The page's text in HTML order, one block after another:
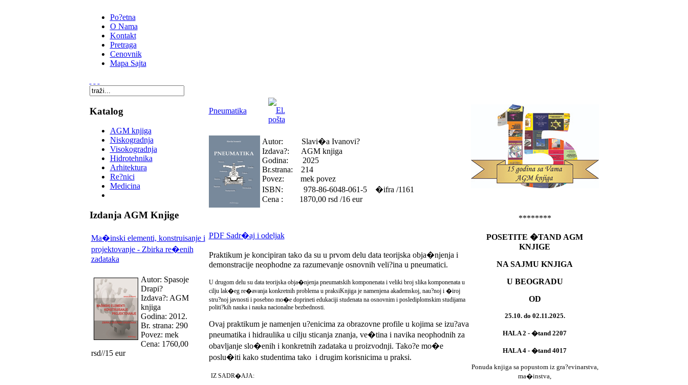
Po?etna
O Nama
Kontakt
Pretraga
Cenovnik
Mapa Sajta
Katalog
AGM knjiga
Niskogradnja
Visokogradnja
Hidrotehnika
Arhitektura
Re?nici
Medicina
Izdanja AGM Knjige
Ma�inski elementi, konstruisanje i
projektovanje - Zbirka re�enih
zadataka
Autor: Spasoje
Drapi?
Izdava?: AGM
knjiga
Godina: 2012.
Br. strana: 290
Povez: mek
Cena: 1760,00
rsd//15 eur
Pneumatika
Autor: Slavi�a Ivanovi?
Izdava?: AGM knjiga
Godina: 2025
Br.strana: 214
Povez: mek povez
ISBN: 978-86-6048-061-5 �ifra /1161
Cena : 1870,00 rsd /16 eur
PDF Sadr�aj i odeljak
Praktikum je koncipiran tako da su u prvom delu data teorijska obja�njenja i
demonstracije neophodne za razumevanje osnovnih veli?ina u pneumatici.
U drugom delu su data teorijska obja�njenja pneumatskih komponenata i veliki broj slika komponenata u
cilju lak�eg re�avanja konkretnih problema u praksiKnjiga je namenjena akademskoj, nau?noj i �iroj
stru?noj javnosti i posebno mo�e doprineti edukaciji studenata na osnovnim i poslediplomskim studijama
politi?kih nauka i nauka nacionalne bezbednosti.
Ovaj praktikum je namenjen u?enicima za obrazovne profile u kojima se izu?ava
pneumatika i hidraulika u cilju sticanja znanja, ve�tina i navika neophodnih za
obavljanje slo�enih i konkretnih zadataka u proizvodnji. Tako?e mo�e
poslu�iti kako studentima tako i drugim korisnicima u praksi.
IZ SADR�AJA:
********
POSETITE �TAND AGM
KNJIGE
NA SAJMU KNJIGA
U BEOGRADU
OD
25.10. do 02.11.2025.
HALA 2 - �tand 2207
HALA 4 - �tand 4017
Ponuda knjiga sa popustom iz gra?evinarstva,
ma�instva,